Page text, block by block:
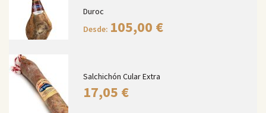
Duroc
Desde: 105,00 €
Salchichón Cular Extra
17,05 €